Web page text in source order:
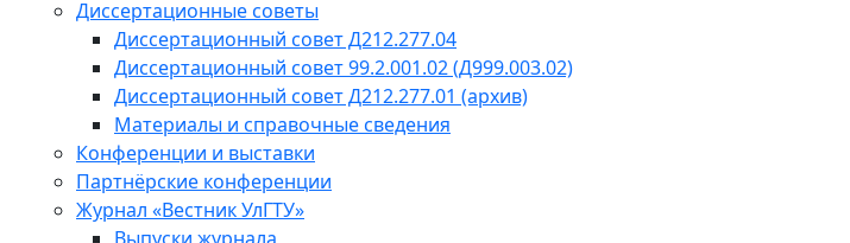
Диссертационные советы
Диссертационный совет Д212.277.04
Диссертационный совет 99.2.001.02 (Д999.003.02)
Диссертационный совет Д212.277.01 (архив)
Материалы и справочные сведения
Конференции и выставки
Партнёрские конференции
Журнал «Вестник УлГТУ»